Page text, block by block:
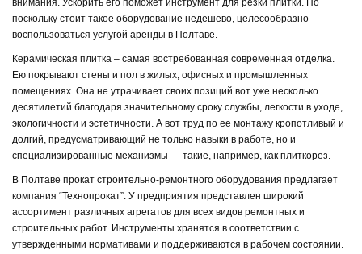
внимания. Ускорить его поможет инструмент для резки плитки. Но
поскольку стоит такое оборудование недешево, целесообразно
воспользоваться услугой аренды в Полтаве.
Керамическая плитка – самая востребованная современная отделка.
Ею покрывают стены и пол в жилых, офисных и промышленных
помещениях. Она не утрачивает своих позиций вот уже несколько
десятилетий благодаря значительному сроку службы, легкости в уходе,
экологичности и эстетичности. А вот труд по ее монтажу кропотливый и
долгий, предусматривающий не только навыки в работе, но и
специализированные механизмы — такие, например, как плиткорез.
В Полтаве прокат строительно-ремонтного оборудования предлагает
компания “Технопрокат”. У предприятия представлен широкий
ассортимент различных агрегатов для всех видов ремонтных и
строительных работ. Инструменты хранятся в соответствии с
утвержденными нормативами и поддерживаются в рабочем состоянии.